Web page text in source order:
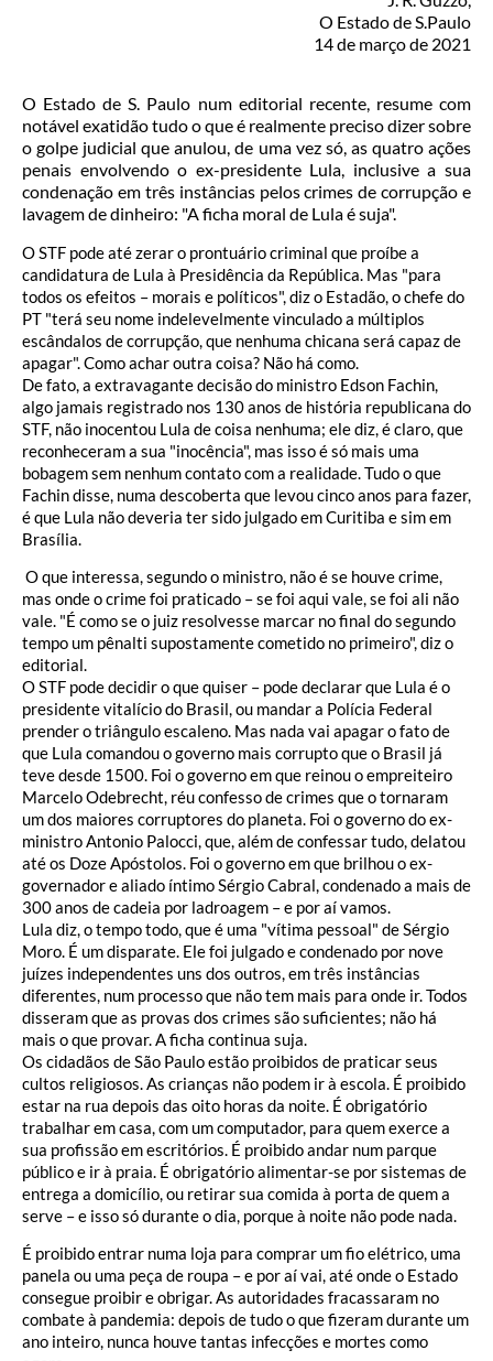
O Estado de S.Paulo
14 de março de 2021
O Estado de S. Paulo num editorial recente, resume com
notável exatidão tudo o que é realmente preciso dizer sobre
o golpe judicial que anulou, de uma vez só, as quatro ações
penais envolvendo o ex-presidente Lula, inclusive a sua
condenação em três instâncias pelos crimes de corrupção e
lavagem de dinheiro: "A ficha moral de Lula é suja".
O STF pode até zerar o prontuário criminal que proíbe a
candidatura de Lula à Presidência da República. Mas "para
todos os efeitos – morais e políticos", diz o Estadão, o chefe do
PT "terá seu nome indelevelmente vinculado a múltiplos
escândalos de corrupção, que nenhuma chicana será capaz de
apagar". Como achar outra coisa? Não há como.
De fato, a extravagante decisão do ministro Edson Fachin,
algo jamais registrado nos 130 anos de história republicana do
STF, não inocentou Lula de coisa nenhuma; ele diz, é claro, que
reconheceram a sua "inocência", mas isso é só mais uma
bobagem sem nenhum contato com a realidade. Tudo o que
Fachin disse, numa descoberta que levou cinco anos para fazer,
é que Lula não deveria ter sido julgado em Curitiba e sim em
Brasília.
O que interessa, segundo o ministro, não é se houve crime,
mas onde o crime foi praticado – se foi aqui vale, se foi ali não
vale. "É como se o juiz resolvesse marcar no final do segundo
tempo um pênalti supostamente cometido no primeiro", diz o
editorial.
O STF pode decidir o que quiser – pode declarar que Lula é o
presidente vitalício do Brasil, ou mandar a Polícia Federal
prender o triângulo escaleno. Mas nada vai apagar o fato de
que Lula comandou o governo mais corrupto que o Brasil já
teve desde 1500. Foi o governo em que reinou o empreiteiro
Marcelo Odebrecht, réu confesso de crimes que o tornaram
um dos maiores corruptores do planeta. Foi o governo do ex-
ministro Antonio Palocci, que, além de confessar tudo, delatou
até os Doze Apóstolos. Foi o governo em que brilhou o ex-
governador e aliado íntimo Sérgio Cabral, condenado a mais de
300 anos de cadeia por ladroagem – e por aí vamos.
Lula diz, o tempo todo, que é uma "vítima pessoal" de Sérgio
Moro. É um disparate. Ele foi julgado e condenado por nove
juízes independentes uns dos outros, em três instâncias
diferentes, num processo que não tem mais para onde ir. Todos
disseram que as provas dos crimes são suficientes; não há
mais o que provar. A ficha continua suja.
Os cidadãos de São Paulo estão proibidos de praticar seus
cultos religiosos. As crianças não podem ir à escola. É proibido
estar na rua depois das oito horas da noite. É obrigatório
trabalhar em casa, com um computador, para quem exerce a
sua profissão em escritórios. É proibido andar num parque
público e ir à praia. É obrigatório alimentar-se por sistemas de
entrega a domicílio, ou retirar sua comida à porta de quem a
serve – e isso só durante o dia, porque à noite não pode nada.
É proibido entrar numa loja para comprar um fio elétrico, uma
panela ou uma peça de roupa – e por aí vai, até onde o Estado
consegue proibir e obrigar. As autoridades fracassaram no
combate à pandemia: depois de tudo o que fizeram durante um
ano inteiro, nunca houve tantas infecções e mortes como